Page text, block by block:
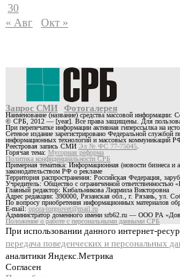
30
« Авг
Окт »
Запрос СМИ Фотогалерея
Наименование (название) средства массовой информации:
© СРБ, 2012 — [year]. Все права защищены. Для
При перепечатке информации активная гиперссылка на
Сетевое издание зарегистрировано Федеральной службой
информационных технологий и массовых коммуникаций
Реестровая запись СМИ Эл № ФС 77-75045
Горячая тема: Мусорная реформа
Политика конфиденциальности СРБ
Примерная тематика: Информационная (новости бизнеса и
законодательством РФ о рекламе
Территория распространения: Российская Федерация,
Учредитель: Общество с ограниченной
Главный редактор: Кибальникова Людмила Викторовна
Адрес редакции: 390000, Рязанская обл., г. Рязань, ул.
По вопросу приобретения информационных материалов
E-mail:opora-torgsovet@mail.ru
Администратор доменного имени srb62.ru — ООО РА
Положение о работе с персональными данными СРБ
При использовании данного интернет-
передача поведенческих и персональных
аналитики Яндекс.Метрика
Согласен